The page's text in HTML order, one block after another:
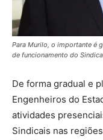
Para Murilo, o importante é
de funcionamento do
De forma gradual e
Engenheiros do
atividades
Sindicais nas